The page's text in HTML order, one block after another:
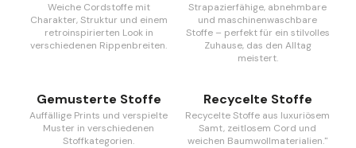
Weiche Cordstoffe mit
Charakter, Struktur und einem
retroinspirierten Look in
verschiedenen Rippenbreiten.
Strapazierfähige, abnehmbare
und maschinenwaschbare
Stoffe – perfekt für ein stilvolles
Zuhause, das den Alltag
meistert.
Gemusterte Stoffe
Auffällige Prints und verspielte
Muster in verschiedenen
Stoffkategorien.
Recycelte Stoffe
Recycelte Stoffe aus luxuriösem
Samt, zeitlosem Cord und
weichen Baumwollmaterialien."